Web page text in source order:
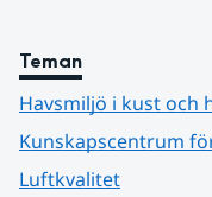
Teman
Havsmiljö i kust och
Kunskapscentrum
Luftkvalitet